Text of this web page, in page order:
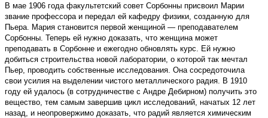
В мае 1906 года факультетский совет Сорбонны присвоил Марии
звание профессора и передал ей кафедру физики, созданную для
Пьера. Мария становится первой женщиной — преподавателем
Сорбонны. Теперь ей нужно доказать, что женщина может
преподавать в Сорбонне и ежегодно обновлять курс. Ей нужно
добиться строительства новой лаборатории, о которой так мечтал
Пьер, проводить собственные исследования. Она сосредоточила
свои усилия на выделении чистого металлического радия. В 1910
году ей удалось (в сотрудничестве с Андре Дебирном) получить это
вещество, тем самым завершив цикл исследований, начатых 12 лет
назад, и неопровержимо доказать, что радий является химическим